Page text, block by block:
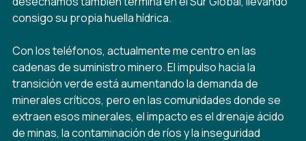
consigo su propia huella hídrica.
Con los teléfonos, actualmente me centro en las
cadenas de suministro minero. El impulso hacia la
transición verde está aumentando la demanda de
minerales críticos, pero en las comunidades donde se
extraen esos minerales, el impacto es el drenaje ácido
de minas, la contaminación de ríos y la inseguridad